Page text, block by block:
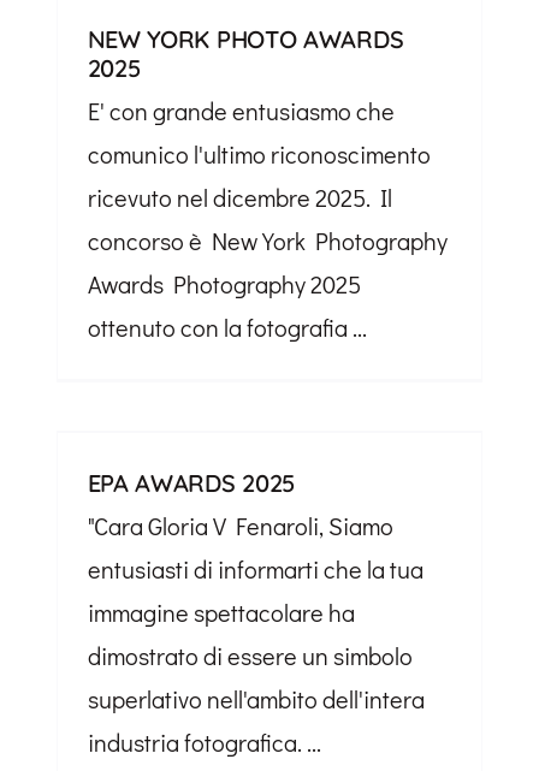
NEW YORK PHOTO AWARDS
2025
E' con grande entusiasmo che
comunico l'ultimo riconoscimento
ricevuto nel dicembre 2025. Il
concorso è New York Photography
Awards Photography 2025
ottenuto con la fotografia ...
EPA AWARDS 2025
"Cara Gloria V Fenaroli, Siamo
entusiasti di informarti che la tua
immagine spettacolare ha
dimostrato di essere un simbolo
superlativo nell'ambito dell'intera
industria fotografica. ...